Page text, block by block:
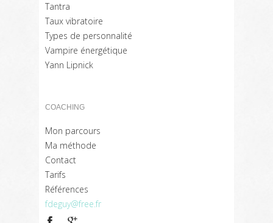
Tantra
Taux vibratoire
Types de personnalité
Vampire énergétique
Yann Lipnick
COACHING
Mon parcours
Ma méthode
Contact
Tarifs
Références
fdeguy@free.fr